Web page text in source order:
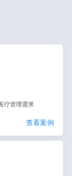
疗管理需求
查看案例